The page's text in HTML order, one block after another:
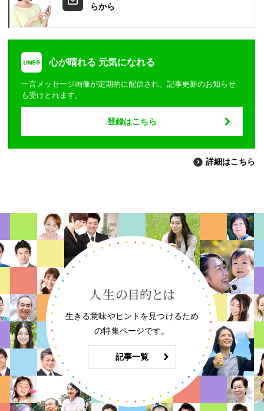
らから
心が晴れる 元気になれる
一言メッセージ画像が定期的に配信され、記事更新のお知らせ
も受けとれます。
登録はこちら
詳細はこちら
生きる意味やヒントを見つけるため
の特集ページです。
記事一覧